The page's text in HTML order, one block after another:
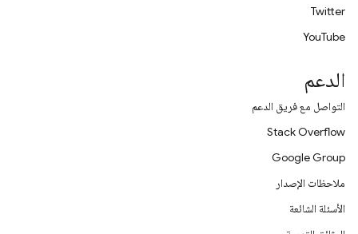
Twitter
YouTube
الدعم
التواصل مع فريق الدعم
Stack Overflow
Google Group
ملاحظات الإصدار
الأسئلة الشائعة